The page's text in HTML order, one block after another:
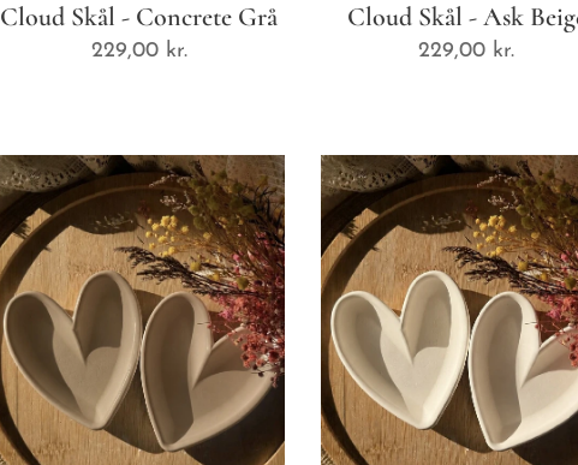
Cloud Skål - Concrete Grå
229,00kr.
Cloud Skål - Ask
229,00 kr.